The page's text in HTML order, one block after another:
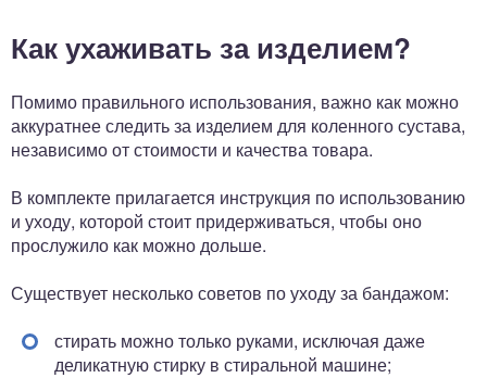
Как ухаживать за изделием?
Помимо правильного использования, важно как можно
аккуратнее следить за изделием для коленного сустава,
независимо от стоимости и качества товара.
В комплекте прилагается инструкция по использованию
и уходу, которой стоит придерживаться, чтобы оно
прослужило как можно дольше.
Существует несколько советов по уходу за бандажом:
стирать можно только руками, исключая даже
деликатную стирку в стиральной машине;